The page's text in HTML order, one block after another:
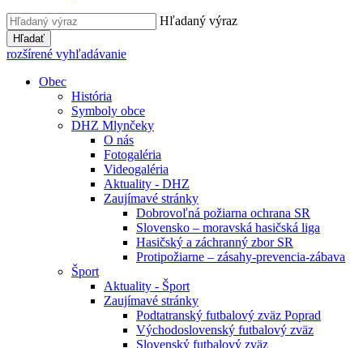
Hľadaný výraz
Hľadať
rozšírené vyhľadávanie
Obec
História
Symboly obce
DHZ Mlynčeky
O nás
Fotogaléria
Videogaléria
Aktuality - DHZ
Zaujímavé stránky
Dobrovoľná požiarna ochrana SR
Slovensko – moravská hasičská liga
Hasičský a záchranný zbor SR
Protipožiarne – zásahy-prevencia-zábava
Šport
Aktuality - Šport
Zaujímavé stránky
Podtatranský futbalový zväz Poprad
Východoslovenský futbalový zväz
Slovenský futbalový zväz